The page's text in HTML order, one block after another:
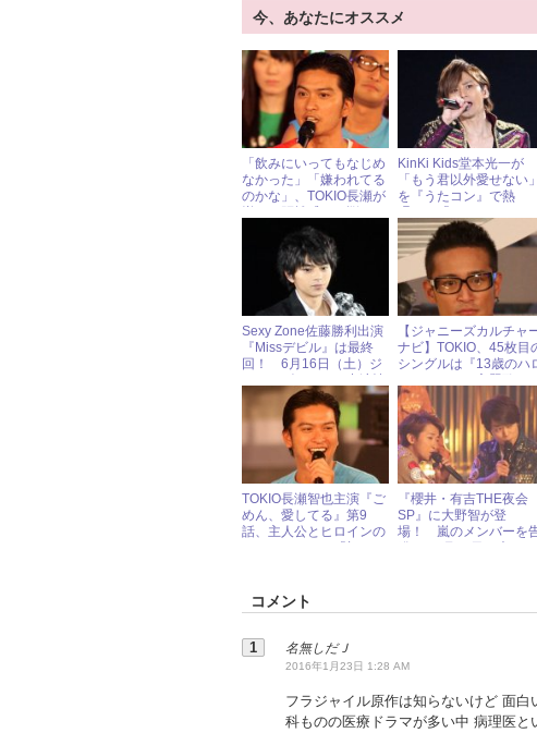
今、あなたにオススメ
「飲みにいってもなじめ
なかった」「嫌われてる
のかな」、TOKIO長瀬が
KinKi Kids堂本光一が
「もう君以外愛せない」
を『うたコン』で熱
で!?」とファンが驚く
ケ
Sexy Zone佐藤勝利出演
『Missデビル』は最終
回！ 6月16日（土）ジ
報
【ジャニーズカルチャ
ナビ】TOKIO、45枚目
シングルは『13歳のハ
「羽田空港の奇
跡/KIBOU」
TOKIO長瀬智也主演『ご
めん、愛してる』第9
話、主人公とヒロインの
『櫻井・有吉THE夜会
SP』に大野智が登
場！ 嵐のメンバーを
コメント
名無しだＪ
2016年1月23日 1:28 AM
フラジャイル原作は知らないけど 面
科ものの医療ドラマが多い中 病理医